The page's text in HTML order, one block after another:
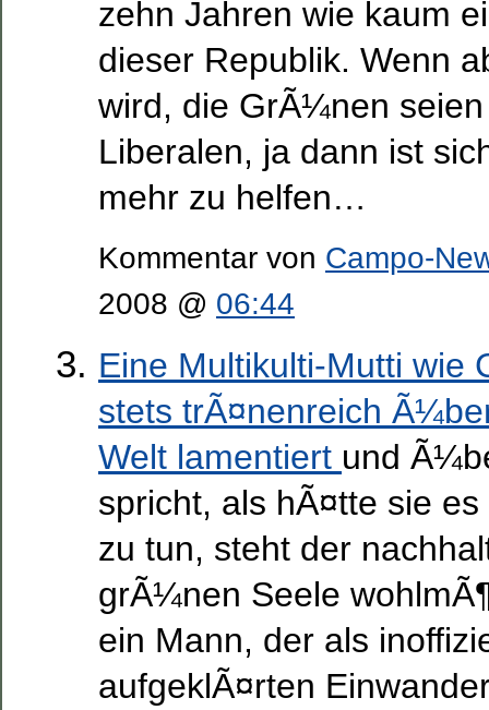
zehn Jahren wie kaum
dieser Republik. Wenn
wird, die GrÃ¼nen
Liberalen, ja dann ist
mehr zu helfen…
Kommentar von Campo-
2008 @ 06:44
Eine Multikulti-Mutti wie
stets trÃ¤nenreich
Welt lamentiert und
spricht, als hÃ¤tte sie
zu tun, steht der
grÃ¼nen Seele
ein Mann, der als
aufgeklÃ¤rten